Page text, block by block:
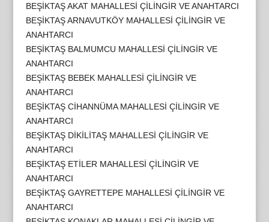
BEŞİKTAŞ AKAT MAHALLESİ ÇİLİNGİR VE ANAHTARCI
BEŞİKTAŞ ARNAVUTKÖY MAHALLESİ ÇİLİNGİR VE
ANAHTARCI
BEŞİKTAŞ BALMUMCU MAHALLESİ ÇİLİNGİR VE
ANAHTARCI
BEŞİKTAŞ BEBEK MAHALLESİ ÇİLİNGİR VE
ANAHTARCI
BEŞİKTAŞ CİHANNÜMA MAHALLESİ ÇİLİNGİR VE
ANAHTARCI
BEŞİKTAŞ DİKİLİTAŞ MAHALLESİ ÇİLİNGİR VE
ANAHTARCI
BEŞİKTAŞ ETİLER MAHALLESİ ÇİLİNGİR VE
ANAHTARCI
BEŞİKTAŞ GAYRETTEPE MAHALLESİ ÇİLİNGİR VE
ANAHTARCI